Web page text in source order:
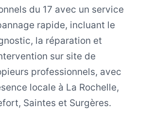
du 17 avec un service
rapide, incluant le
la réparation et
sur site de
professionnels, avec
locale à La Rochelle,
Saintes et Surgères.